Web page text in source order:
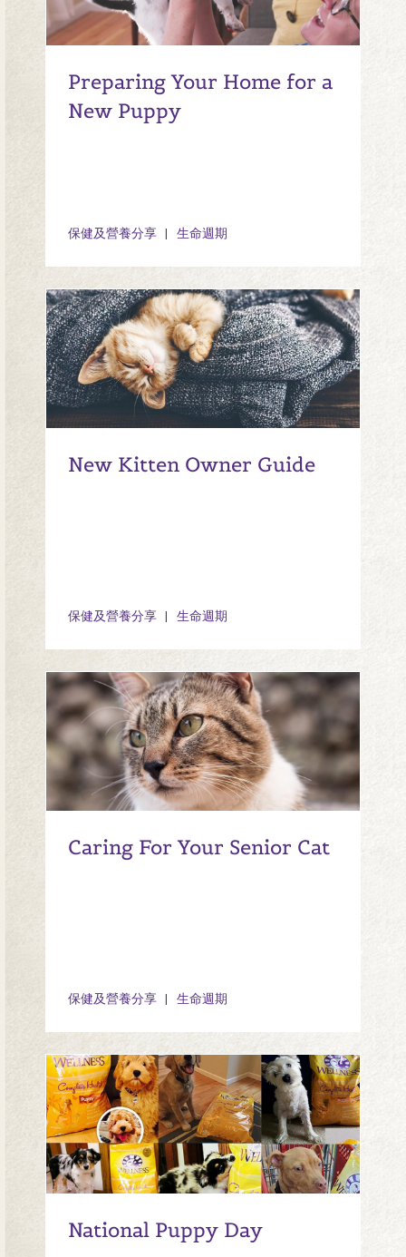
Preparing Your Home for a
New Puppy
保健及營養分享 生命週期
New Kitten Owner Guide
保健及營養分享 生命週期
Caring For Your Senior Cat
保健及營養分享 生命週期
National Puppy Day